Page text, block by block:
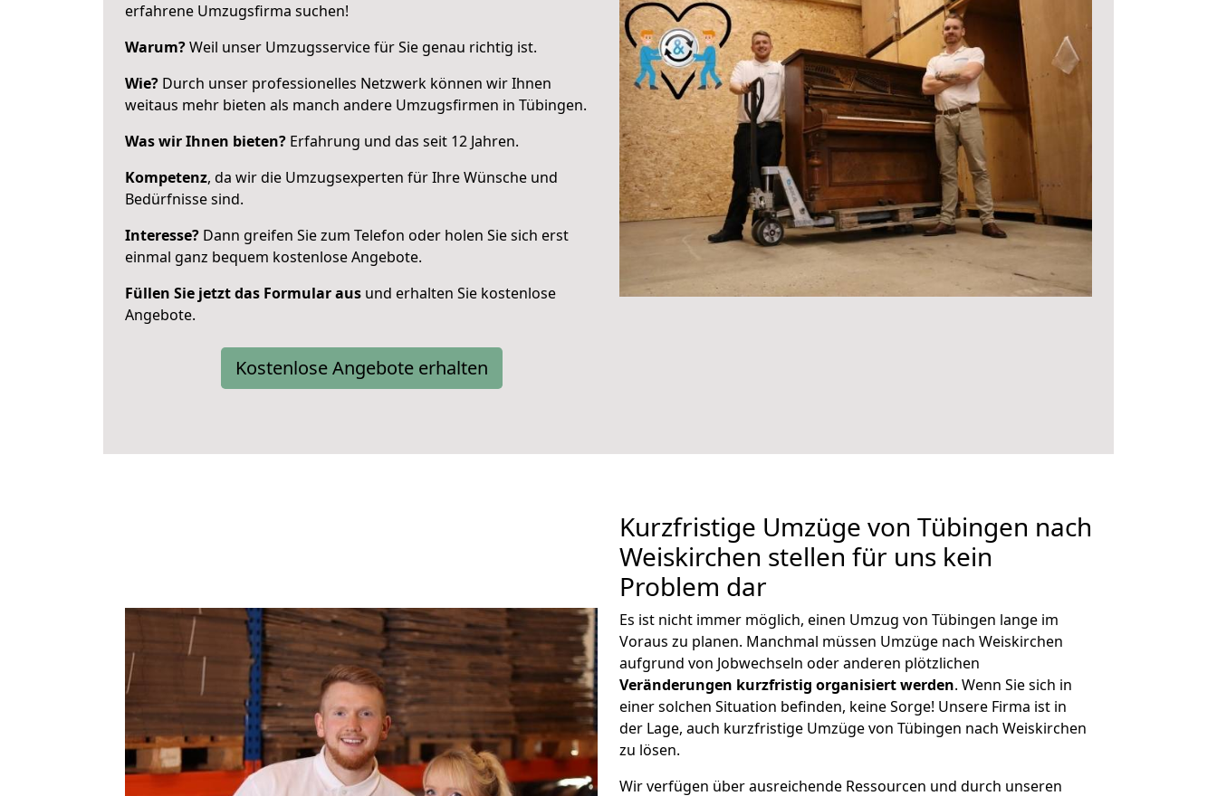
erfahrene Umzugsfirma suchen!
Warum?Weil unser Umzugsservice für Sie genau richtig ist.
Wie? Durch unser professionelles Netzwerk können wir Ihnen
weitaus mehr bieten als manch andere Umzugsfirmen in Tübingen.
Was wir Ihnen bieten? Erfahrung und das seit 12 Jahren.
Kompetenz, da wir die Umzugsexperten für Ihre Wünsche und
Bedürfnisse sind.
Interesse? Dann greifen Sie zum Telefon oder holen Sie sich erst
einmal ganz bequem kostenlose Angebote.
Füllen Sie jetzt das Formular aus und erhalten Sie kostenlose
Angebote.
Kostenlose Angebote erhalten
Kurzfristige Umzüge von Tübingen nach
Weiskirchen stellen für uns kein
Problem dar
Es ist nicht immer möglich, einen Umzug von Tübingen lange im
Voraus zu planen. Manchmal müssen Umzüge nach Weiskirchen
aufgrund von Jobwechseln oder anderen plötzlichen
Veränderungen kurzfristig organisiert werden. Wenn Sie sich in
einer solchen Situation befinden, keine Sorge! Unsere Firma ist in
der Lage, auch kurzfristige Umzüge von Tübingen nach Weiskirchen
zu lösen.
Wir verfügen über ausreichende Ressourcen und durch unseren